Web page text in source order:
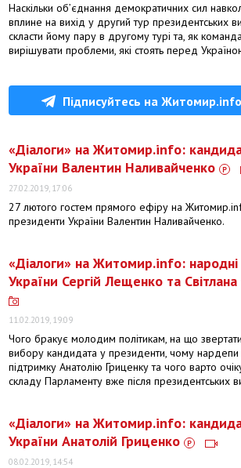
Наскільки об’єднання демократичних сил
вплине на вихід у другий тур президентських
скласти йому пару в другому турі та, як
вирішувати проблеми, які стоять перед
Підписуйтесь на
​«Діалоги» на Житомир.info:
України Валентин Наливайченко
27.02.2019, 17:06
27 лютого гостем прямого ефіру на
президенти України Валентин Наливайченко.
«Діалоги» на Житомир.info:
України Сергій Лещенко та
11.02.2019, 19:09
Чого бракує молодим політикам, на що
вибору кандидата у президенти, чому
підтримку Анатолію Гриценку та чого варто
складу Парламенту вже після президентських
​«Діалоги» на Житомир.info:
України Анатолій Гриценко
08.02.2019, 14:54